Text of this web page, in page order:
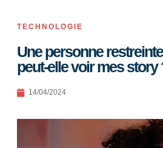
TECHNOLOGIE
Une personne
peut-elle voir mes story
14/04/2024